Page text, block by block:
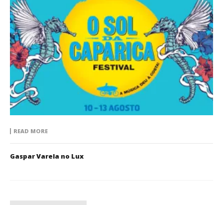
READ MORE
Gaspar Varela no Lux